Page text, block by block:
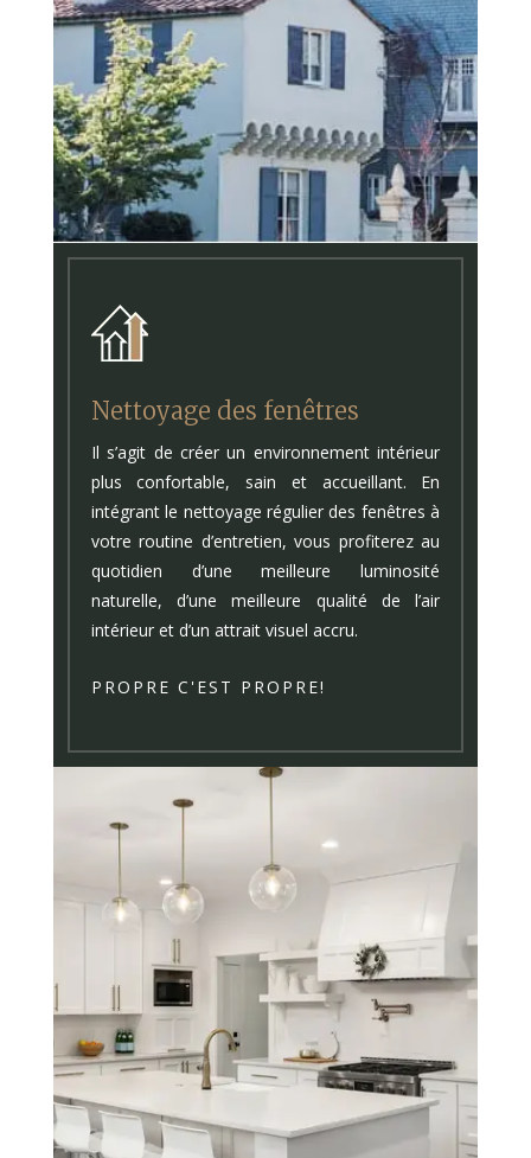
Nettoyage des fenêtres
Il s’agit de créer un environnement intérieur
plus confortable, sain et accueillant. En
intégrant le nettoyage régulier des fenêtres à
votre routine d’entretien, vous profiterez au
quotidien d’une meilleure luminosité
naturelle, d’une meilleure qualité de l’air
intérieur et d’un attrait visuel accru.
PROPRE C'EST PROPRE!